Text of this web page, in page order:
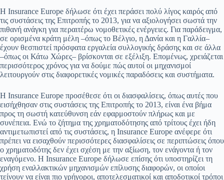
Η Insurance Europe δήλωσε ότι έχει περάσει πολύ λίγος καιρός από
τις συστάσεις της Επιτροπής το 2013, για να αξιολογήσει σωστά την
πιθανή ανάγκη για περαιτέρω νομοθετικές ενέργειες. Για παράδειγμα,
σε ορισμένα κράτη μέλη –όπως το Βέλγιο, η Δανία και η Γαλλία–
έχουν θεσπιστεί πρόσφατα εργαλεία συλλογικής δράσης και σε άλλα
–όπως οι Κάτω Χώρες– βρίσκονται σε εξέλιξη. Επομένως, χρειάζεται
περισσότερος χρόνος για να δούμε πώς αυτοί οι μηχανισμοί
λειτουργούν στις διαφορετικές νομικές παραδόσεις και συστήματα.
Η Insurance Europe προσέθεσε ότι οι διασφαλίσεις, όπως αυτές που
εισήχθησαν στις συστάσεις της Επιτροπής το 2013, είναι ένα βήμα
προς τη σωστή κατεύθυνση εάν εφαρμοστούν πλήρως και με
συνέπεια. Ενώ το ζήτημα της χρηματοδότησης από τρίτους έχει ήδη
αντιμετωπιστεί από τις συστάσεις, η Insurance Europe ανέφερε ότι
πρέπει να εισαχθούν περισσότερες διασφαλίσεις σε περιπτώσεις όπου
ο χρηματοδότης δεν έχει σχέση με την αξίωση, τον ενάγοντα ή τον
εναγόμενο. Η Insurance Europe δήλωσε επίσης ότι υποστηρίζει τη
χρήση εναλλακτικών μηχανισμών επίλυσης διαφορών, οι οποίοι
τείνουν να είναι πιο γρήγοροι, αποτελεσματικοί και αποδοτικοί τρόποι